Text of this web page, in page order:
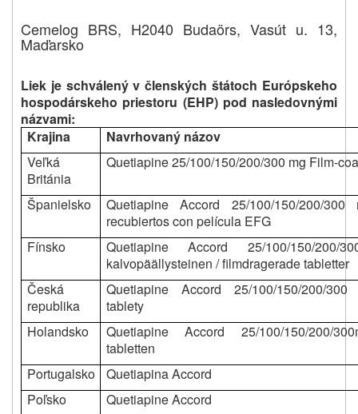
Cemelog BRS, H2040 Budaörs, Vasút u. 13,
Maďarsko
Liek je schválený v členských štátoch Európskeho
hospodárskeho priestoru (EHP) pod nasledovnými
názvami:
Krajina
Navrhovaný názov
Veľká
Británia
Quetiapine 25/100/150/200/300 mg Film-
Španielsko
Quetiapine Accord 25/100/150/200/300
recubiertos con película EFG
Fínsko
Quetiapine Accord 25/100/150/200/
kalvopäällysteinen / filmdragerade tabletter
Česká
republika
Quetiapine Accord 25/100/150/200/
tablety
Holandsko
Quetiapine Accord 25/100/150/200/
tabletten
Portugalsko
Quetiapina Accord
Poľsko
Quetiapine Accord